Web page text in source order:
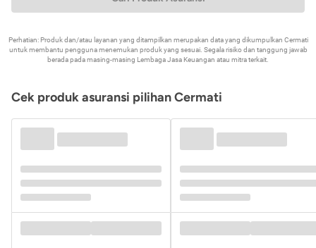
Perhatian: Produk dan/atau layanan yang ditampilkan merupakan data yang dikumpulkan Cermati
untuk membantu pengguna menemukan produk yang sesuai. Segala risiko dan tanggung jawab
berada pada masing-masing Lembaga Jasa Keuangan atau mitra terkait.
Cek produk asuransi pilihan Cermati